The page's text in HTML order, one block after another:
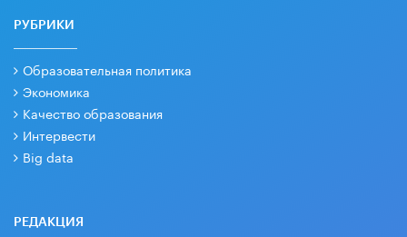
РУБРИКИ
Образовательная политика
Экономика
Качество образования
Интервести
Big data
РЕДАКЦИЯ